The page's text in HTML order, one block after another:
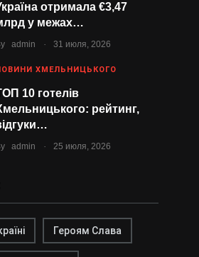
отримала €3,47
у межах…
admin . 31 июля, 2026
ХМЕЛЬНИЦЬКОГО
10 готелів
рейтинг,
admin . 25 июля, 2026
Героям Слава